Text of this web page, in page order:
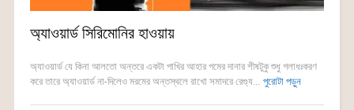
অ্যাওয়ার্ড সিরিমোনির হাওয়ায়
অ্যাওয়ার্ড যে কিনা আলতো অন্তরে একটা পাখির আহার গমের দানার শীষটুকু শুধু গলাধঃকরণ
করে তারে অ্যাওয়ার্ড না-দিলেও মরমের অন্তস্থলে রাখো সমাদরে রেগ্যু... পুরোটা পড়ুন